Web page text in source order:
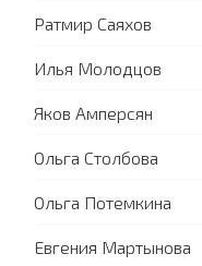
Ратмир Саяхов
Илья Молодцов
Яков Амперсян
Ольга Столбова
Ольга Потемкина
Евгения Мартынова